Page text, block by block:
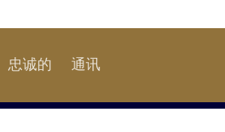
忠诚的 通讯